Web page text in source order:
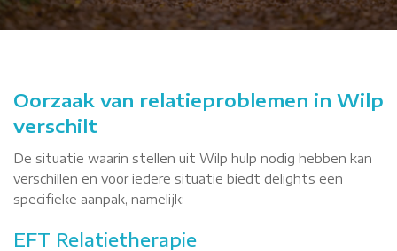
Oorzaak van relatieproblemen in Wilp
verschilt
De situatie waarin stellen uit Wilp hulp nodig hebben kan
verschillen en voor iedere situatie biedt delights een
specifieke aanpak, namelijk:
EFT Relatietherapie